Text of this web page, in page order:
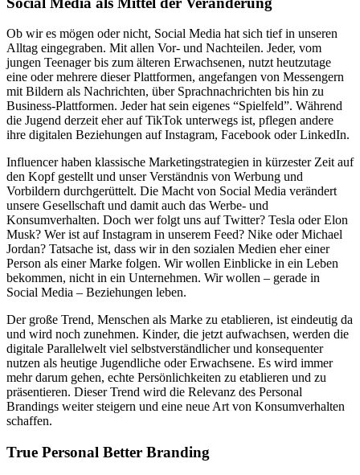
Ob wir es mögen oder nicht, Social Media hat sich tief in unseren
Alltag eingegraben. Mit allen Vor- und Nachteilen. Jeder, vom
jungen Teenager bis zum älteren Erwachsenen, nutzt heutzutage
eine oder mehrere dieser Plattformen, angefangen von Messengern
mit Bildern als Nachrichten, über Sprachnachrichten bis hin zu
Business-Plattformen. Jeder hat sein eigenes “Spielfeld”. Während
die Jugend derzeit eher auf TikTok unterwegs ist, pflegen andere
ihre digitalen Beziehungen auf Instagram, Facebook oder LinkedIn.
Influencer haben klassische Marketingstrategien in kürzester Zeit auf
den Kopf gestellt und unser Verständnis von Werbung und
Vorbildern durchgerüttelt. Die Macht von Social Media verändert
unsere Gesellschaft und damit auch das Werbe- und
Konsumverhalten. Doch wer folgt uns auf Twitter? Tesla oder Elon
Musk? Wer ist auf Instagram in unserem Feed? Nike oder Michael
Jordan? Tatsache ist, dass wir in den sozialen Medien eher einer
Person als einer Marke folgen. Wir wollen Einblicke in ein Leben
bekommen, nicht in ein Unternehmen. Wir wollen – gerade in
Social Media – Beziehungen leben.
Der große Trend, Menschen als Marke zu etablieren, ist eindeutig da
und wird noch zunehmen. Kinder, die jetzt aufwachsen, werden die
digitale Parallelwelt viel selbstverständlicher und konsequenter
nutzen als heutige Jugendliche oder Erwachsene. Es wird immer
mehr darum gehen, echte Persönlichkeiten zu etablieren und zu
präsentieren. Dieser Trend wird die Relevanz des Personal
Brandings weiter steigern und eine neue Art von Konsumverhalten
schaffen.
True Personal Better Branding